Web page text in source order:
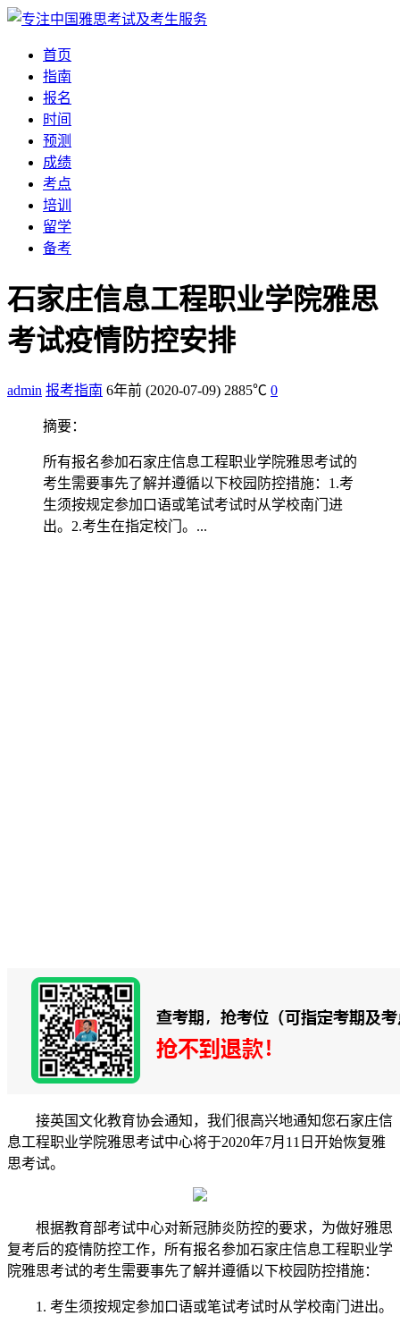
首页
指南
报名
时间
预测
成绩
考点
培训
留学
备考
石家庄信息工程职业学院雅思
考试疫情防控安排
admin 报考指南 6年前 (2020-07-09) 2885℃ 0
摘要：
所有报名参加石家庄信息工程职业学院雅思考试的
考生需要事先了解并遵循以下校园防控措施：1.考
生须按规定参加口语或笔试考试时从学校南门进
出。2.考生在指定校门。...
接英国文化教育协会通知，我们很高兴地通知您石家庄信
息工程职业学院雅思考试中心将于2020年7月11日开始恢复雅
思考试。
根据教育部考试中心对新冠肺炎防控的要求，为做好雅思
复考后的疫情防控工作，所有报名参加石家庄信息工程职业学
院雅思考试的考生需要事先了解并遵循以下校园防控措施：
1. 考生须按规定参加口语或笔试考试时从学校南门进出。